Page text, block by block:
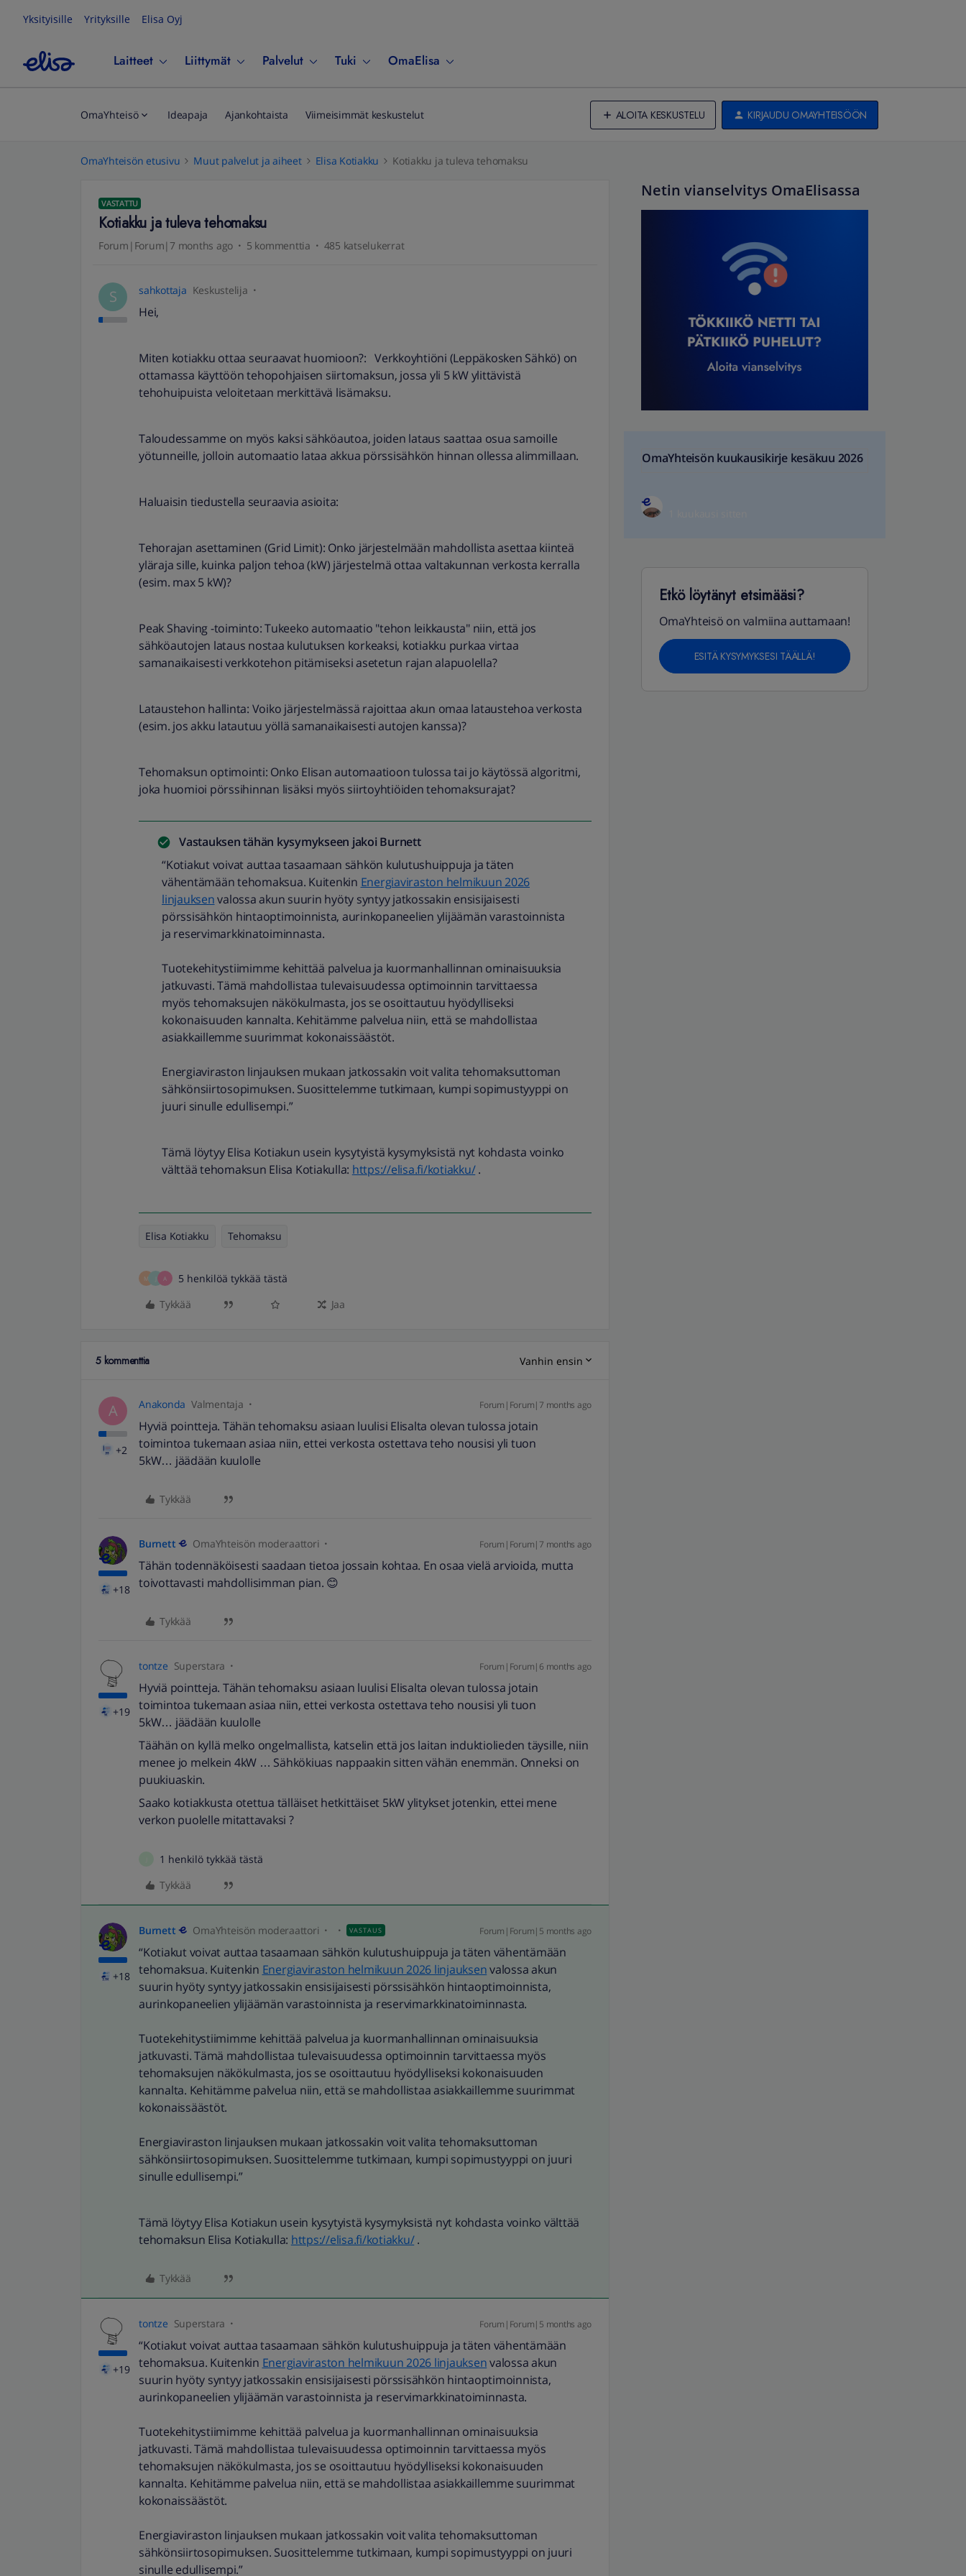
Yksityisille Yrityksille Elisa Oyj
Laitteet Liittymät Palvelut Tuki OmaElisa
OmaYhteisö Ideapaja Ajankohtaista Viimeisimmät keskustelut ALOITA KESKUSTELU KIRJAUDU OMAYHTEISÖÖN
OmaYhteisön etusivu Muut palvelut ja aiheet Elisa Kotiakku Kotiakku ja tuleva tehomaksu
VASTATTU
Kotiakku ja tuleva tehomaksu
Forum|Forum|7 months ago 5 kommenttia 485 katselukerrat
S sahkottaja Keskustelija
​Hei,
​Miten kotiakku ottaa seuraavat huomioon?: Verkkoyhtiöni (Leppäkosken Sähkö) on
ottamassa käyttöön tehopohjaisen siirtomaksun, jossa yli 5 kW ylittävistä
tehohuipuista veloitetaan merkittävä lisämaksu.
​Taloudessamme on myös kaksi sähköautoa, joiden lataus saattaa osua samoille
yötunneille, jolloin automaatio lataa akkua pörssisähkön hinnan ollessa alimmillaan.
​Haluaisin tiedustella seuraavia asioita:
​Tehorajan asettaminen (Grid Limit): Onko järjestelmään mahdollista asettaa kiinteä
yläraja sille, kuinka paljon tehoa (kW) järjestelmä ottaa valtakunnan verkosta kerralla
(esim. max 5 kW)?
​Peak Shaving -toiminto: Tukeeko automaatio "tehon leikkausta" niin, että jos
sähköautojen lataus nostaa kulutuksen korkeaksi, kotiakku purkaa virtaa
samanaikaisesti verkkotehon pitämiseksi asetetun rajan alapuolella?
​Lataustehon hallinta: Voiko järjestelmässä rajoittaa akun omaa lataustehoa verkosta
(esim. jos akku latautuu yöllä samanaikaisesti autojen kanssa)?
​Tehomaksun optimointi: Onko Elisan automaatioon tulossa tai jo käytössä algoritmi,
joka huomioi pörssihinnan lisäksi myös siirtoyhtiöiden tehomaksurajat?
Vastauksen tähän kysymykseen jakoi Burnett
“Kotiakut voivat auttaa tasaamaan sähkön kulutushuippuja ja täten
vähentämään tehomaksua. Kuitenkin Energiaviraston helmikuun 2026
linjauksenvalossa akun suurin hyöty syntyy jatkossakin ensisijaisesti
pörssisähkön hintaoptimoinnista, aurinkopaneelien ylijäämän varastoinnista
ja reservimarkkinatoiminnasta.
Tuotekehitystiimimme kehittää palvelua ja kuormanhallinnan ominaisuuksia
jatkuvasti. Tämä mahdollistaa tulevaisuudessa optimoinnin tarvittaessa
myös tehomaksujen näkökulmasta, jos se osoittautuu hyödylliseksi
kokonaisuuden kannalta. Kehitämme palvelua niin, että se mahdollistaa
asiakkaillemme suurimmat kokonaissäästöt.
Energiaviraston linjauksen mukaan jatkossakin voit valita tehomaksuttoman
sähkönsiirtosopimuksen. Suosittelemme tutkimaan, kumpi sopimustyyppi on
juuri sinulle edullisempi.”
Tämä löytyy Elisa Kotiakun usein kysytyistä kysymyksistä nyt kohdasta voinko
välttää tehomaksun Elisa Kotiakulla: https://elisa.fi/kotiakku/.
Elisa Kotiakku Tehomaksu
M A
5 henkilöä tykkää tästä
Tykkää
Jaa
5 kommenttia Vanhin ensin
A
+2
Anakonda Valmentaja Forum|Forum|7 months ago
Hyviä pointteja. Tähän tehomaksu asiaan luulisi Elisalta olevan tulossa jotain
toimintoa tukemaan asiaa niin, ettei verkosta ostettava teho nousisi yli tuon
5kW… jäädään kuulolle
Tykkää
+18
Burnett OmaYhteisön moderaattori Forum|Forum|7 months ago
Tähän todennäköisesti saadaan tietoa jossain kohtaa. En osaa vielä arvioida, mutta
toivottavasti mahdollisimman pian. 😊
Tykkää
+19
tontze Superstara Forum|Forum|6 months ago
Hyviä pointteja. Tähän tehomaksu asiaan luulisi Elisalta olevan tulossa jotain
toimintoa tukemaan asiaa niin, ettei verkosta ostettava teho nousisi yli tuon
5kW… jäädään kuulolle
Täähän on kyllä melko ongelmallista, katselin että jos laitan induktiolieden täysille, niin
menee jo melkein 4kW … Sähkökiuas nappaakin sitten vähän enemmän. Onneksi on
puukiuaskin.
Saako kotiakkusta otettua tälläiset hetkittäiset 5kW ylitykset jotenkin, ettei mene
verkon puolelle mitattavaksi ?
1 henkilö tykkää tästä
Tykkää
+18
Burnett OmaYhteisön moderaattori VASTAUS Forum|Forum|5 months ago
“Kotiakut voivat auttaa tasaamaan sähkön kulutushuippuja ja täten vähentämään
tehomaksua. Kuitenkin Energiaviraston helmikuun 2026 linjauksenvalossa akun
suurin hyöty syntyy jatkossakin ensisijaisesti pörssisähkön hintaoptimoinnista,
aurinkopaneelien ylijäämän varastoinnista ja reservimarkkinatoiminnasta.
Tuotekehitystiimimme kehittää palvelua ja kuormanhallinnan ominaisuuksia
jatkuvasti. Tämä mahdollistaa tulevaisuudessa optimoinnin tarvittaessa myös
tehomaksujen näkökulmasta, jos se osoittautuu hyödylliseksi kokonaisuuden
kannalta. Kehitämme palvelua niin, että se mahdollistaa asiakkaillemme suurimmat
kokonaissäästöt.
Energiaviraston linjauksen mukaan jatkossakin voit valita tehomaksuttoman
sähkönsiirtosopimuksen. Suosittelemme tutkimaan, kumpi sopimustyyppi on juuri
sinulle edullisempi.”
Tämä löytyy Elisa Kotiakun usein kysytyistä kysymyksistä nyt kohdasta voinko välttää
tehomaksun Elisa Kotiakulla: https://elisa.fi/kotiakku/.
Tykkää
+19
tontze Superstara Forum|Forum|5 months ago
“Kotiakut voivat auttaa tasaamaan sähkön kulutushuippuja ja täten vähentämään
tehomaksua. Kuitenkin Energiaviraston helmikuun 2026 linjauksenvalossa akun
suurin hyöty syntyy jatkossakin ensisijaisesti pörssisähkön hintaoptimoinnista,
aurinkopaneelien ylijäämän varastoinnista ja reservimarkkinatoiminnasta.
Tuotekehitystiimimme kehittää palvelua ja kuormanhallinnan ominaisuuksia
jatkuvasti. Tämä mahdollistaa tulevaisuudessa optimoinnin tarvittaessa myös
tehomaksujen näkökulmasta, jos se osoittautuu hyödylliseksi kokonaisuuden
kannalta. Kehitämme palvelua niin, että se mahdollistaa asiakkaillemme suurimmat
kokonaissäästöt.
Energiaviraston linjauksen mukaan jatkossakin voit valita tehomaksuttoman
sähkönsiirtosopimuksen. Suosittelemme tutkimaan, kumpi sopimustyyppi on juuri
sinulle edullisempi.”
Netin vianselvitys OmaElisassa
OmaYhteisön kuukausikirje kesäkuu 2026
Etkö löytänyt etsimääsi?
OmaYhteisö on valmiina auttamaan!
ESITÄ KYSYMYKSESI TÄÄLLÄ!